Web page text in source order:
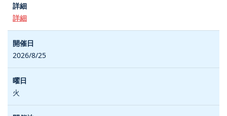
詳細
2026/8/25
火